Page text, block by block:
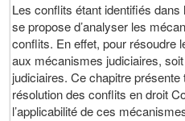
Les conflits étant identifiés
se propose d’analyser les
conflits. En effet, pour résoudre
aux mécanismes judiciaires,
judiciaires. Ce chapitre
résolution des conflits en droit
l’applicabilité de ces